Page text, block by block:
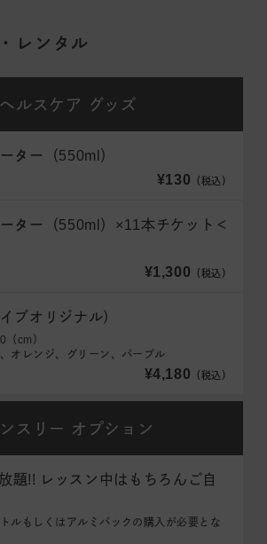
レンタル
ヘルスケア グッズ
ター
（550ml）
¥130
（税込）
ター
（550ml）×11本チケット＜
¥1,300
（税込）
イブオリジナル）
（cm）
オレンジ、グリーン、パープル
¥4,180 （税込）
スリー オプション
題!! レッスン中はもちろんご自
ルもしくはアルミパックの購入が必要とな